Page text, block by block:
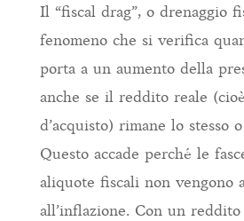
Il “fiscal drag”, o drenaggio
fenomeno che si verifica
porta a un aumento della
anche se il reddito reale
d’acquisto) rimane lo stesso
Questo accade perché le
aliquote fiscali non vengono
all’inflazione. Con un